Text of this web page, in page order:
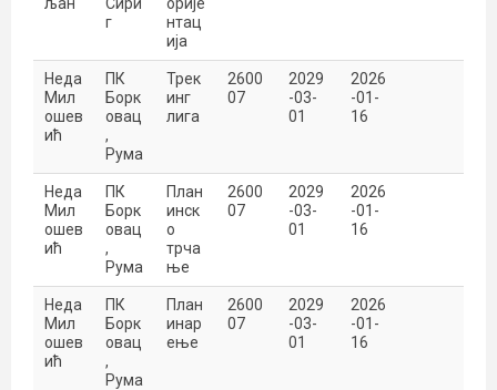
г
нтац
ија
Неда
Мил
ошев
ић
ПК
Борк
овац
,
Рума
Трек
инг
лига
2600
07
2029
-03-
01
2026
-01-
16
Неда
Мил
ошев
ић
ПК
Борк
овац
,
Рума
План
инск
о
трча
ње
2600
07
2029
-03-
01
2026
-01-
16
Неда
Мил
ошев
ић
ПК
Борк
овац
,
Рума
План
инар
ење
2600
07
2029
-03-
01
2026
-01-
16